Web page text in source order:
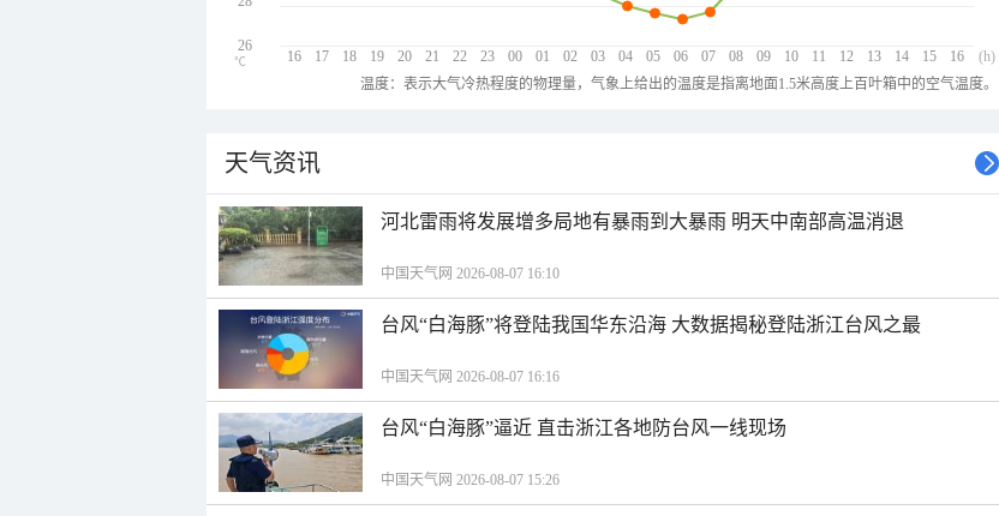
16 17 18 19 20 21 22 23 00 01 02 03 04 05 06 07 08 09 10 11 12 13 14 15 16
26
(h)
℃
温度：表示大气冷热程度的物理量，气象上给出的温度是指离地面1.5米高度上百叶箱中的空气温度。
天气资讯
河北雷雨将发展增多局地有暴雨到大暴雨 明天中南部高温消退
中国天气网 2026-08-07 16:10
台风“白海豚”将登陆我国华东沿海 大数据揭秘登陆浙江台风之最
中国天气网 2026-08-07 16:16
台风“白海豚”逼近 直击浙江各地防台风一线现场
中国天气网 2026-08-07 15:26